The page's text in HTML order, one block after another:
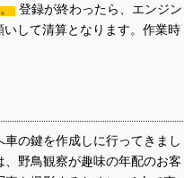
登録が終わったら、エンジン
して清算となります。作業時
の鍵を作成しに行ってきまし
野鳥観察が趣味の年配のお客